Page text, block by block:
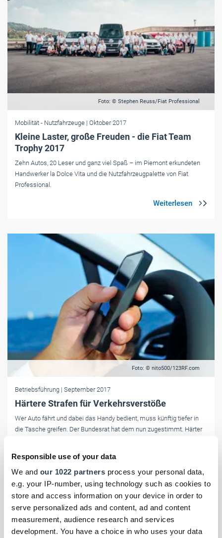
Responsible use of your data
We and our 1022 partners process your personal data,
e.g. your IP-number, using technology such as cookies to
store and access information on your device in order to
serve personalized ads and content, ad and content
measurement, audience research and services
development. You have a choice in who uses your data
Foto: © Stephen Reuss/Fiat Professional
Mobilität - Nutzfahrzeuge | Oktober 2017
Kleine Laster, große Freuden - die Fiat Team
Trophy 2017
Zehn Autos, 20 Leser und ganz viel Spaß – im Piemont erkundeten
Handwerker la Dolce Vita und die Nutzfahrzeugpalette von Fiat
Professional.
Foto: © nito500/123RF.com
Betriebsführung | September 2017
Härtere Strafen für Verkehrsverstöße
Wer Auto fährt und dabei das Handy bedient, muss künftig tiefer in
die Tasche greifen. Der Bundesrat hat dem nun zugestimmt. Härter